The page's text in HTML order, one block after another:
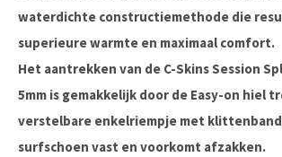
waterdichte constructiemethode die
superieure warmte en maximaal comfort.
Het aantrekken van de C-Skins Session
5mm is gemakkelijk door de Easy-on hiel
verstelbare enkelriempje met
surfschoen vast en voorkomt afzakken.